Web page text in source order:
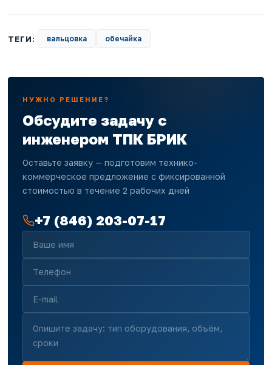
ТЕГИ: вальцовка обечайка
НУЖНО РЕШЕНИЕ?
Обсудите задачу с
инженером ТПК БРИК
Оставьте заявку — подготовим технико-
коммерческое предложение с фиксированной
стоимостью в течение 2 рабочих дней
+7 (846) 203-07-17